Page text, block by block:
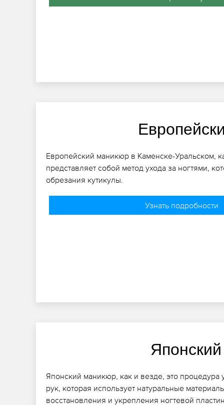
Европейский маникюр в Каменске-Уральском,
представляет собой метод ухода за ногтями,
обрезания кутикулы.
Узнать подробности
Японский
Японский маникюр, как и везде, это процедура
рук, которая использует натуральные
восстановления и укрепления ногтевой